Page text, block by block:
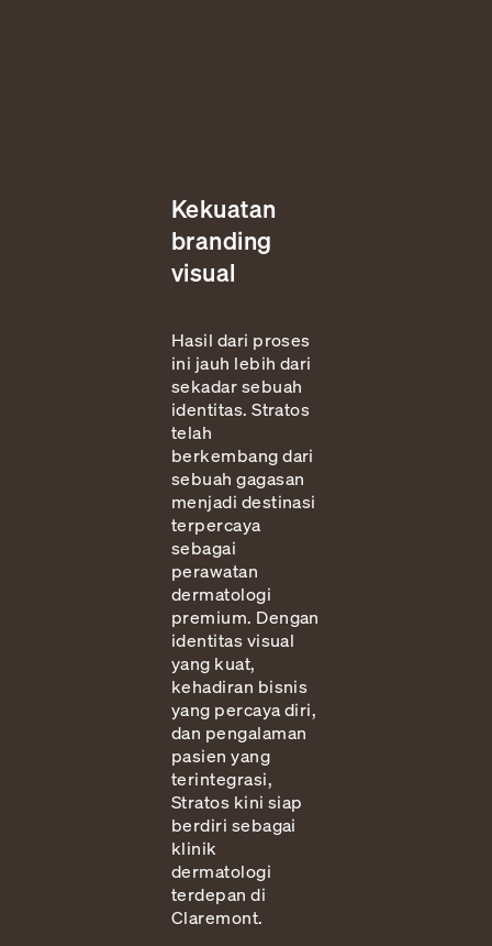
Kekuatan
branding
visual
Hasil dari proses
ini jauh lebih dari
sekadar sebuah
identitas. Stratos
telah
berkembang dari
sebuah gagasan
menjadi destinasi
terpercaya
sebagai
perawatan
dermatologi
premium. Dengan
identitas visual
yang kuat,
kehadiran bisnis
yang percaya diri,
dan pengalaman
pasien yang
terintegrasi,
Stratos kini siap
berdiri sebagai
klinik
dermatologi
terdepan di
Claremont.